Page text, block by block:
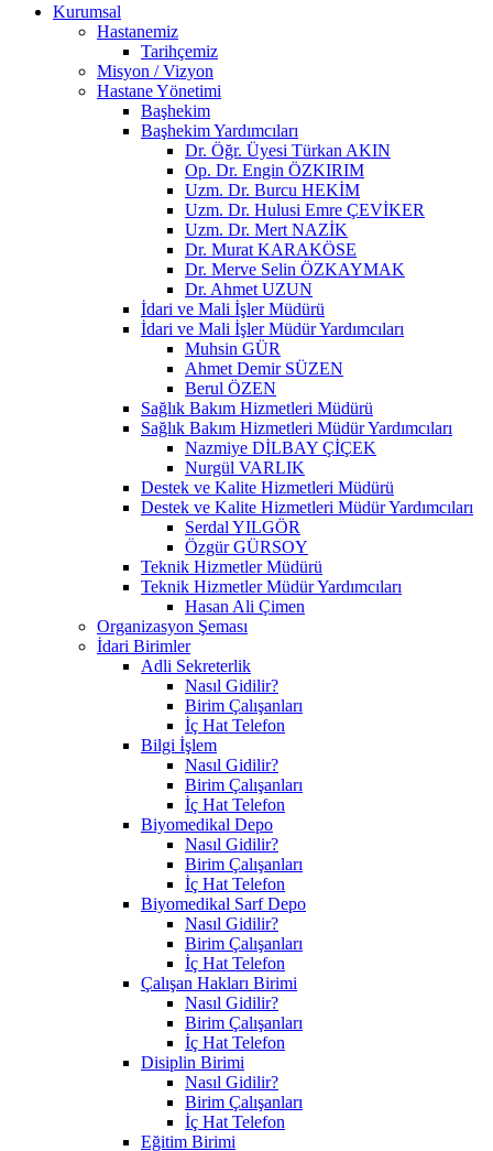
Kurumsal
Hastanemiz
Tarihçemiz
Misyon / Vizyon
Hastane Yönetimi
Başhekim
Başhekim Yardımcıları
Dr. Öğr. Üyesi Türkan AKIN
Op. Dr. Engin ÖZKIRIM
Uzm. Dr. Burcu HEKİM
Uzm. Dr. Hulusi Emre ÇEVİKER
Uzm. Dr. Mert NAZİK
Dr. Murat KARAKÖSE
Dr. Merve Selin ÖZKAYMAK
Dr. Ahmet UZUN
İdari ve Mali İşler Müdürü
İdari ve Mali İşler Müdür Yardımcıları
Muhsin GÜR
Ahmet Demir SÜZEN
Berul ÖZEN
Sağlık Bakım Hizmetleri Müdürü
Sağlık Bakım Hizmetleri Müdür Yardımcıları
Nazmiye DİLBAY ÇİÇEK
Nurgül VARLIK
Destek ve Kalite Hizmetleri Müdürü
Destek ve Kalite Hizmetleri Müdür Yardımcıları
Serdal YILGÖR
Özgür GÜRSOY
Teknik Hizmetler Müdürü
Teknik Hizmetler Müdür Yardımcıları
Hasan Ali Çimen
Organizasyon Şeması
İdari Birimler
Adli Sekreterlik
Nasıl Gidilir?
Birim Çalışanları
İç Hat Telefon
Bilgi İşlem
Nasıl Gidilir?
Birim Çalışanları
İç Hat Telefon
Biyomedikal Depo
Nasıl Gidilir?
Birim Çalışanları
İç Hat Telefon
Biyomedikal Sarf Depo
Nasıl Gidilir?
Birim Çalışanları
İç Hat Telefon
Çalışan Hakları Birimi
Nasıl Gidilir?
Birim Çalışanları
İç Hat Telefon
Disiplin Birimi
Nasıl Gidilir?
Birim Çalışanları
İç Hat Telefon
Eğitim Birimi